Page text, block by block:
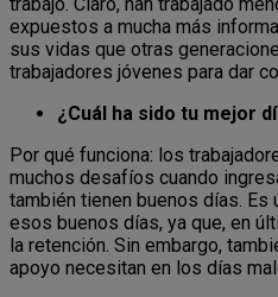
expuestos a mucha más
sus vidas que otras
trabajadores jóvenes para dar
¿Cuál ha sido tu mejor
Por qué funciona: los
muchos desafíos cuando
también tienen buenos días. Es
esos buenos días, ya que, en
la retención. Sin embargo,
apoyo necesitan en los días